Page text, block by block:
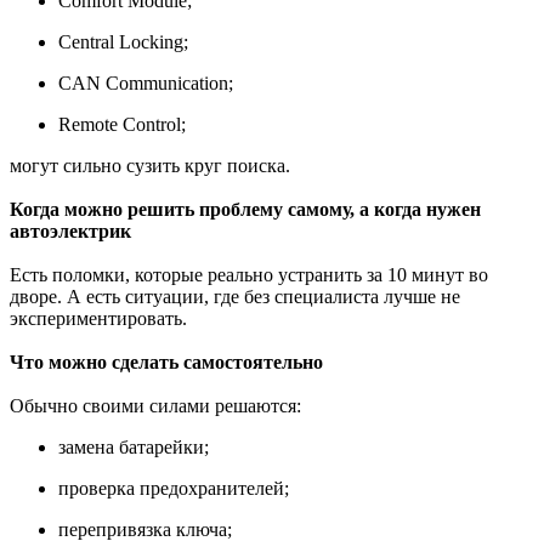
Central Locking;
CAN Communication;
Remote Control;
могут сильно сузить круг поиска.
Когда можно решить проблему самому, а когда нужен
автоэлектрик
Есть поломки, которые реально устранить за 10 минут во
дворе. А есть ситуации, где без специалиста лучше не
экспериментировать.
Что можно сделать самостоятельно
Обычно своими силами решаются:
замена батарейки;
проверка предохранителей;
перепривязка ключа;